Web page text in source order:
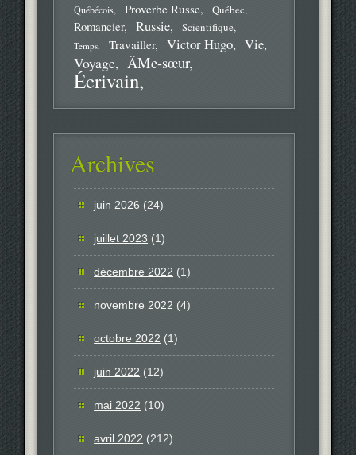
Québécois
Proverbe Russe Québec
Romancier Russie Scientifique
Temps Travailler Victor Hugo Vie
Voyage ÂMe-sœur
Écrivain
Archives
juin 2026 (24)
juillet 2023 (1)
décembre 2022 (1)
novembre 2022 (4)
octobre 2022 (1)
juin 2022 (12)
mai 2022 (10)
avril 2022 (212)